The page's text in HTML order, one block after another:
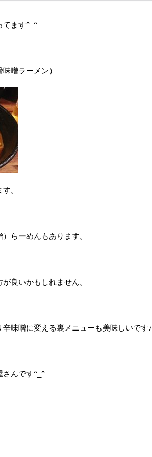
てます^_^
噌ラーメン）
。
らーめんもあります。
良いかもしれません。
味噌に変える裏メニューも美味しいです♪
さんです^_^